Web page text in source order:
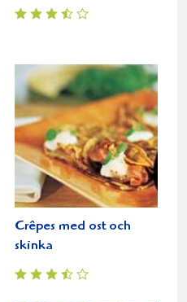
Crêpes med ost och
skinka